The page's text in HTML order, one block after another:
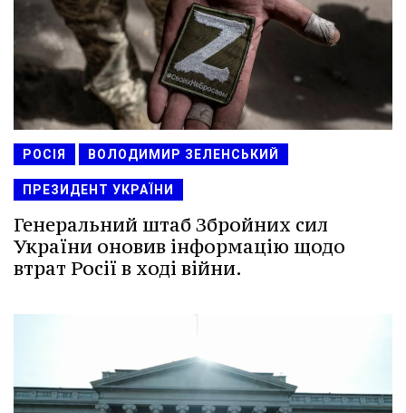
РОСІЯ ВОЛОДИМИР ЗЕЛЕНСЬКИЙ
ПРЕЗИДЕНТ УКРАЇНИ
Генеральний штаб Збройних сил
України оновив інформацію щодо
втрат Росії в ході війни.